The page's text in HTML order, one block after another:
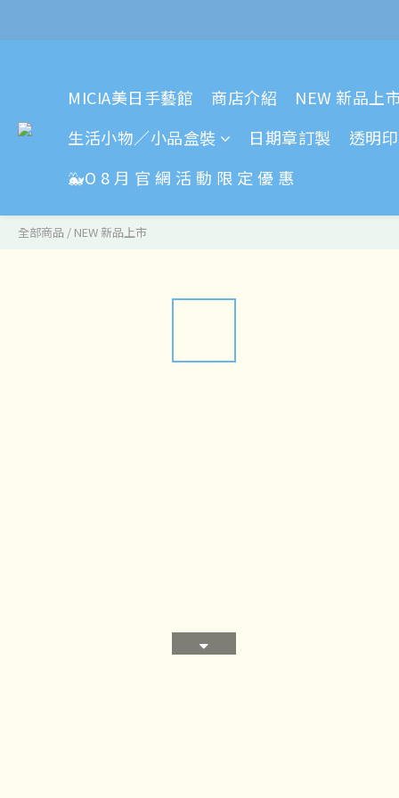
MICIA美日手藝館 商店介紹
NEW 新品上
生活小物／小品盒裝
日期章訂製
透明
🐳O 8 月 官 網 活 動 限 定 優 惠
全部商品 / NEW 新品上市